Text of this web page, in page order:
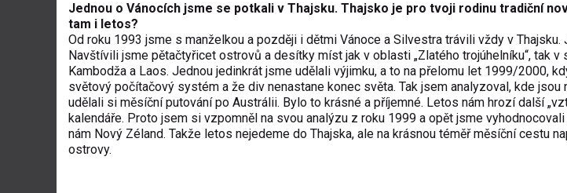
Jednou o Vánocích jsme se potkali v Thajsku. Thajsko je pro tvoji rodinu tradiční
tam i letos?
Od roku 1993 jsme s manželkou a později i dětmi Vánoce a Silvestra trávili vždy v
Navštívili jsme pětačtyřicet ostrovů a desítky míst jak v oblasti „Zlatého trojúhelníku“, tak v
Kambodža a Laos. Jednou jedinkrát jsme udělali výjimku, a to na přelomu let 1999/2000,
světový počítačový systém a že div nenastane konec světa. Tak jsem analyzoval, kde jsou
udělali si měsíční putování po Austrálii. Bylo to krásné a příjemné. Letos nám hrozí další
kalendáře. Proto jsem si vzpomněl na svou analýzu z roku 1999 a opět jsme
nám Nový Zéland. Takže letos nejedeme do Thajska, ale na krásnou téměř měsíční cestu
ostrovy.